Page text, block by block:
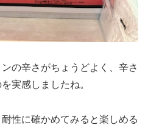
の辛さがちょうどよく、辛さ
実感しましたね。
性に確かめてみると楽しめる